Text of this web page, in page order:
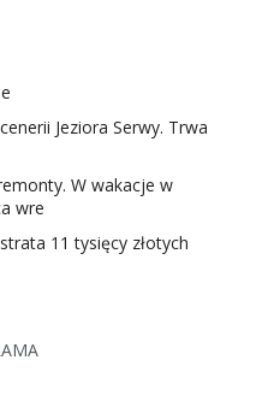
Jeziora Serwy. Trwa
W wakacje w
wre
11 tysięcy złotych